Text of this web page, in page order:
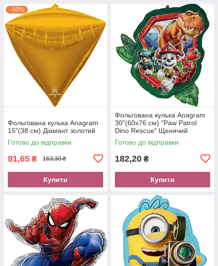
–50%
Фольгована кулька Anagram
15"(38 см) Діамант золотий
Готово до відправки
81,65 ₴ 163,30 ₴
Купити
Фольгована кулька Anagram
30"(60х76 см) "Paw Patrol
Dino Rescue" Щенячий
патруль та динозаври
Готово до відправки
182,20 ₴
Купити